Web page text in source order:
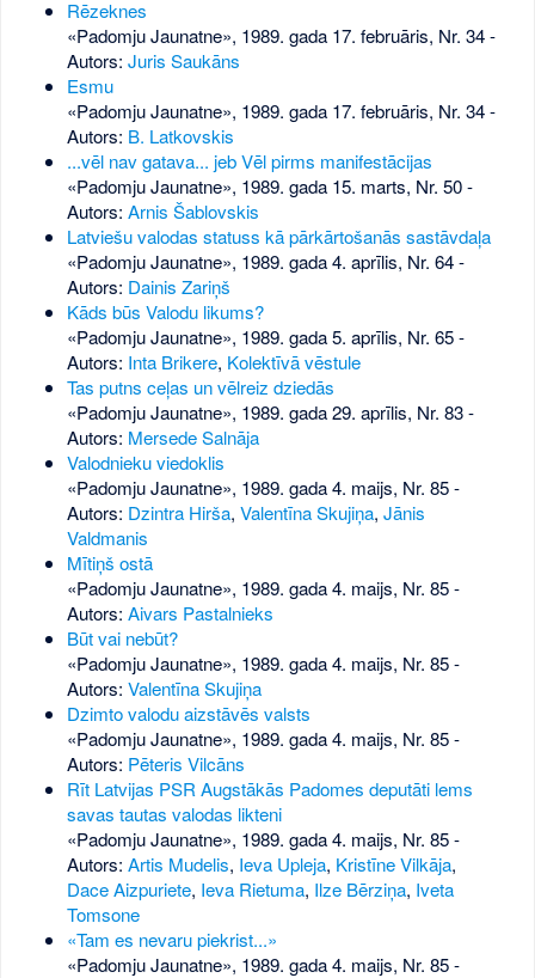
Rēzeknes
«Padomju Jaunatne», 1989. gada 17. februāris, Nr. 34-
Autors: Juris Saukāns
Esmu
«Padomju Jaunatne», 1989. gada 17. februāris, Nr. 34-
Autors: B. Latkovskis
...vēl nav gatava... jeb Vēl pirms manifestācijas
«Padomju Jaunatne», 1989. gada 15. marts, Nr. 50-
Autors: Arnis Šablovskis
Latviešu valodas statuss kā pārkārtošanās sastāvdaļa
«Padomju Jaunatne», 1989. gada 4. aprīlis, Nr. 64-
Autors: Dainis Zariņš
Kāds būs Valodu likums?
«Padomju Jaunatne», 1989. gada 5. aprīlis, Nr. 65-
Autors: Inta Brikere, Kolektīvā vēstule
Tas putns ceļas un vēlreiz dziedās
«Padomju Jaunatne», 1989. gada 29. aprīlis, Nr. 83-
Autors: Mersede Salnāja
Valodnieku viedoklis
«Padomju Jaunatne», 1989. gada 4. maijs, Nr. 85-
Autors: Dzintra Hirša, Valentīna Skujiņa, Jānis
Valdmanis
Mītiņš ostā
«Padomju Jaunatne», 1989. gada 4. maijs, Nr. 85-
Autors: Aivars Pastalnieks
Būt vai nebūt?
«Padomju Jaunatne», 1989. gada 4. maijs, Nr. 85-
Autors: Valentīna Skujiņa
Dzimto valodu aizstāvēs valsts
«Padomju Jaunatne», 1989. gada 4. maijs, Nr. 85-
Autors: Pēteris Vilcāns
Rīt Latvijas PSR Augstākās Padomes deputāti lems
savas tautas valodas likteni
«Padomju Jaunatne», 1989. gada 4. maijs, Nr. 85-
Autors: Artis Mudelis, Ieva Upleja, Kristīne Vilkāja,
Dace Aizpuriete, Ieva Rietuma, Ilze Bērziņa, Iveta
Tomsone
«Tam es nevaru piekrist...»
«Padomju Jaunatne», 1989. gada 4. maijs, Nr. 85-